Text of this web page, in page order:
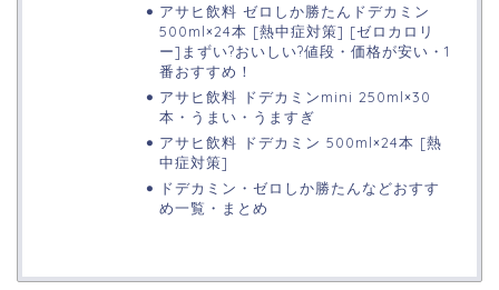
アサヒ飲料 ゼロしか勝たんドデカミン
500ml×24本 [熱中症対策] [ゼロカロリ
ー]まずい?おいしい?値段・価格が安い・1
番おすすめ！
アサヒ飲料 ドデカミンmini 250ml×30
本・うまい・うますぎ
アサヒ飲料 ドデカミン 500ml×24本 [熱
中症対策]
ドデカミン・ゼロしか勝たんなどおすす
め一覧・まとめ